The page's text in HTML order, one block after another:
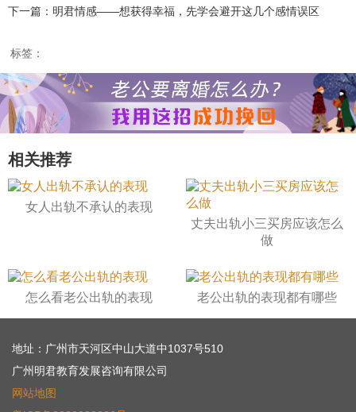
下一篇：明君情感——想获得幸福，先学会避开这几个感情误区
标签：
相关推荐
女人出轨不承认的表现
丈夫出轨小三买房应该怎么
做
怎么看老公出轨的表现 老公出轨的表现都有哪些
地址：广州市天河区中山大道中1037号510
广州明君教育发展咨询有限公司
网站地图